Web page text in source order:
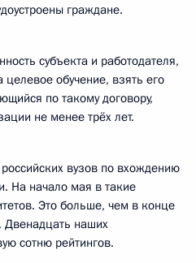
граждане.
субъекта и работодателя,
обучение, взять его
по такому договору,
не менее трёх лет.
вузов по вхождению
На начало мая в такие
Это больше, чем в конце
Двенадцать наших
сотню рейтингов.